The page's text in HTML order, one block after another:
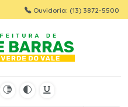
Ouvidoria: (13) 3872-5500